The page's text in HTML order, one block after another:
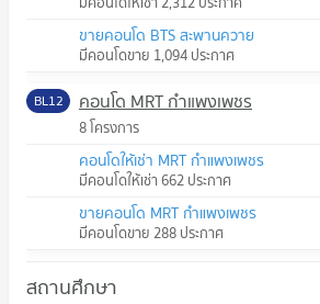
ขายคอนโด BTS สะพานควาย
มีคอนโดขาย 1,094 ประกาศ
BL12 คอนโด MRT กำแพงเพชร
8 โครงการ
คอนโดให้เช่า MRT กำแพงเพชร
มีคอนโดให้เช่า 662 ประกาศ
ขายคอนโด MRT กำแพงเพชร
มีคอนโดขาย 288 ประกาศ
สถานศึกษา